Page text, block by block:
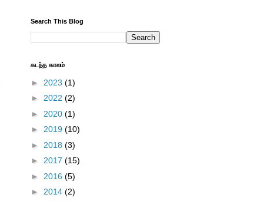
Search This Blog
கடந்த காலம்
► 2023 (1)
► 2022 (2)
► 2020 (1)
► 2019 (10)
► 2018 (3)
► 2017 (15)
► 2016 (5)
► 2014 (2)